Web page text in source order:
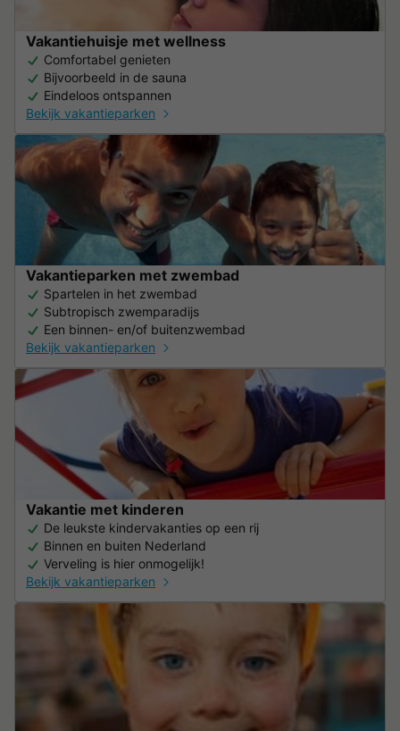
Vakantiehuisje met wellness
Comfortabel genieten
Bijvoorbeeld in de sauna
Eindeloos ontspannen
Bekijk vakantieparken
Vakantieparken met zwembad
Spartelen in het zwembad
Subtropisch zwemparadijs
Een binnen- en/of buitenzwembad
Bekijk vakantieparken
Vakantie met kinderen
De leukste kindervakanties op een rij
Binnen en buiten Nederland
Verveling is hier onmogelijk!
Bekijk vakantieparken